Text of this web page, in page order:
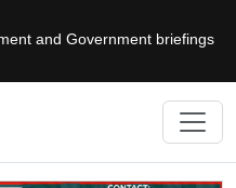
and Government briefings